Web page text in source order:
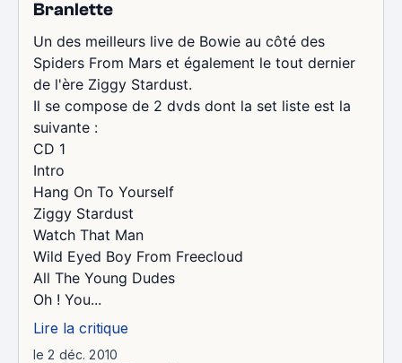
Branlette
Un des meilleurs live de Bowie au côté des
Spiders From Mars et également le tout dernier
de l'ère Ziggy Stardust.
Il se compose de 2 dvds dont la set liste est la
suivante :
CD 1
Intro
Hang On To Yourself
Ziggy Stardust
Watch That Man
Wild Eyed Boy From Freecloud
All The Young Dudes
Oh ! You...
Lire la critique
le 2 déc. 2010